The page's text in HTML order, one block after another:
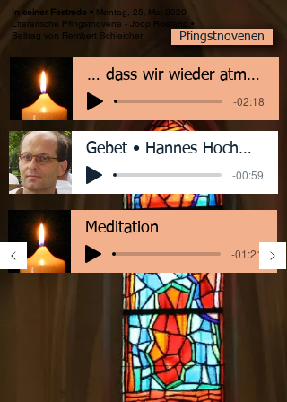
In seiner Festrede • Montag, 25. Mai 2020
Literarische Pfingstnovene - Joop Roeland •
Beitrag von Rembert Schleicher
Pfingstnovenen
… dass wir wieder atmen …
-02:18
Gebet • Hannes Hochmeister
-00:59
Meditation
-01:21